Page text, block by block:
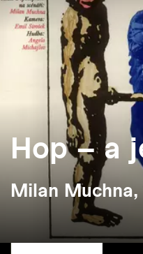
Hop – a
Milan Muchna,